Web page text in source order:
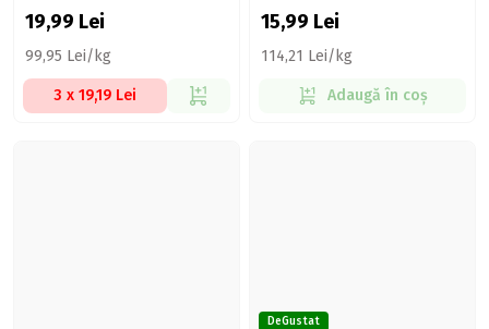
19,99 Lei
99,95 Lei/kg
3 x 19,19 Lei
15,99 Lei
114,21 Lei/kg
Adaugă în coș
DeGustat